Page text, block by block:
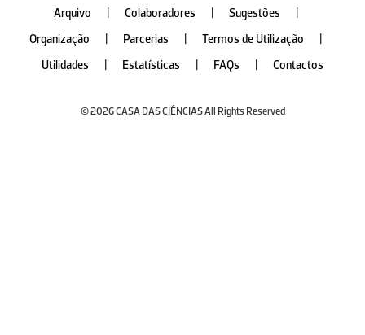
Arquivo Colaboradores Sugestões
Organização
Parcerias Termos de Utilização
Utilidades
Estatísticas FAQs Contactos
© 2026 CASA DAS CIÊNCIAS All Rights Reserved